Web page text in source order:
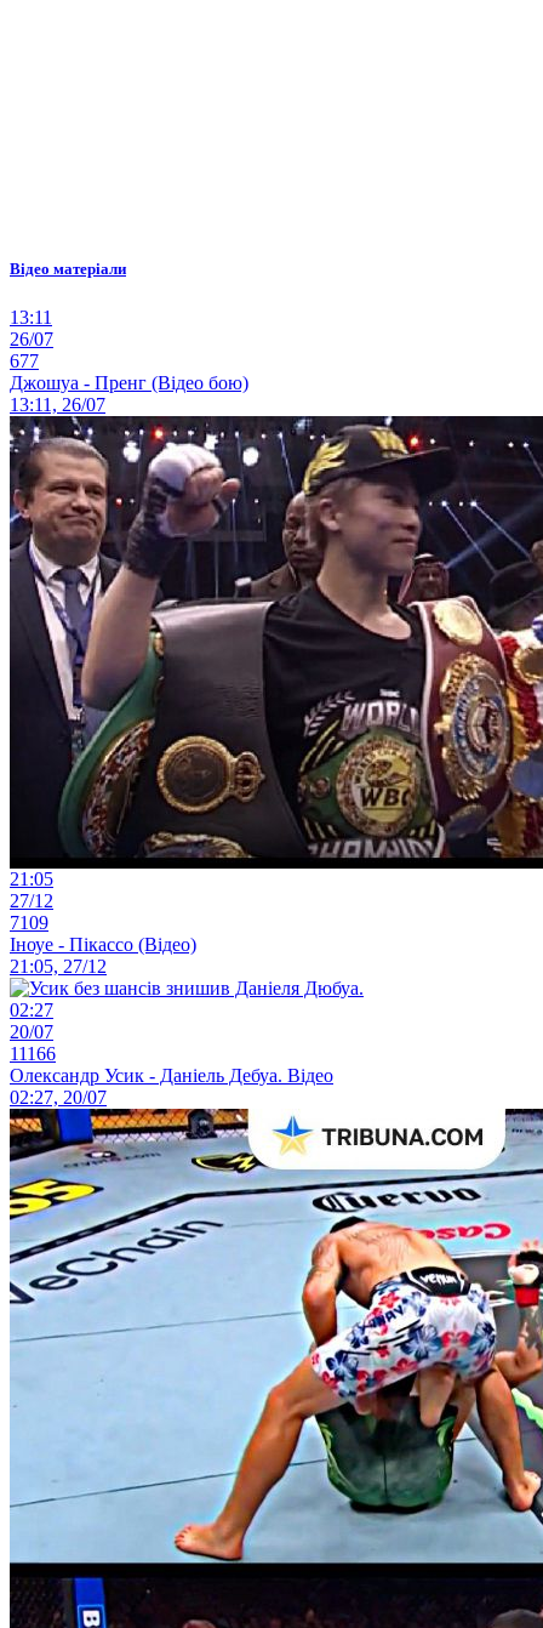
Відео матеріали
13:11
26/07
677
Джошуа - Пренг (Відео бою)
13:11, 26/07
21:05
27/12
7109
Іноуе - Пікассо (Відео)
21:05, 27/12
02:27
20/07
11166
Олександр Усик - Даніель Дебуа. Відео
02:27, 20/07